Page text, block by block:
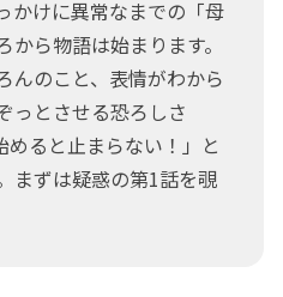
かけに異常なまでの「母
ら物語は始まります。
んのこと、表情がわから
っとさせる恐ろしさ
ると止まらない！」と
まずは疑惑の第1話を覗